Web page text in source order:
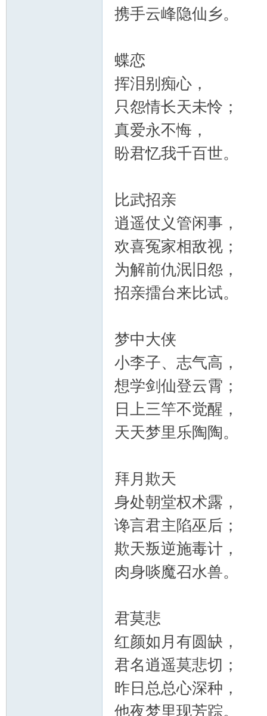
携手云峰隐仙乡。
蝶恋
挥泪别痴心，
只怨情长天未怜；
真爱永不悔，
盼君忆我千百世。
比武招亲
逍遥仗义管闲事，
欢喜冤家相敌视；
为解前仇泯旧怨，
招亲擂台来比试。
梦中大侠
小李子、志气高，
想学剑仙登云霄；
日上三竿不觉醒，
天天梦里乐陶陶。
拜月欺天
身处朝堂权术露，
谗言君主陷巫后；
欺天叛逆施毒计，
肉身啖魔召水兽。
君莫悲
红颜如月有圆缺，
君名逍遥莫悲切；
昨日总总心深种，
他夜梦里现芳踪。